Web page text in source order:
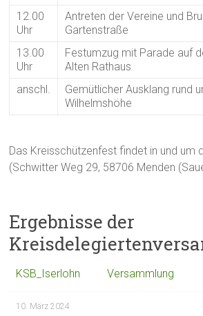
12.00
Uhr
Antreten der Vereine und
Gartenstraße
13.00
Uhr
Festumzug mit Parade auf
Alten Rathaus
anschl.
Gemütlicher Ausklang rund
Wilhelmshöhe
Das Kreisschützenfest findet in und um
(Schwitter Weg 29, 58706 Menden
Ergebnisse der
KSB_Iserlohn Versammlung
10. März 2024